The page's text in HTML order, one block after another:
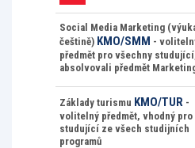
Social Media Marketing
češtině) KMO/SMM -
předmět pro všechny
absolvovali předmět
Základy turismu KMO/TUR -
volitelný předmět, vhodný pro
studující ze všech studijních
programů